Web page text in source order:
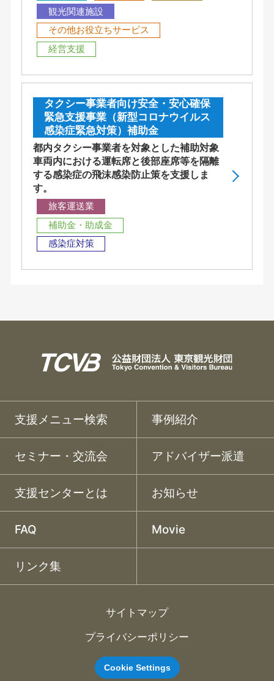
観光関連施設
その他お役立ちサービス
経営支援
タクシー事業者向け安全・安心確保
緊急支援事業（新型コロナウイルス
感染症緊急対策）補助金
都内タクシー事業者を対象とした補助対象
車両内における運転席と後部座席等を隔離
する感染症の飛沫感染防止策を支援しま
す。
旅客運送業
補助金・助成金
感染症対策
支援メニュー検索 事例紹介
セミナー・交流会 アドバイザー派遣
支援センターとは お知らせ
FAQ Movie
リンク集
サイトマップ
プライバシーポリシー
Cookie Settings